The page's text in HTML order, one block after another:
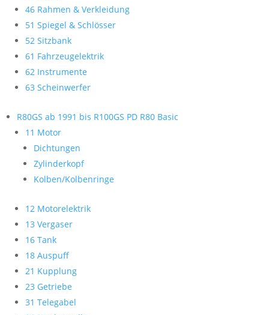
46 Rahmen & Verkleidung
51 Spiegel & Schlösser
52 Sitzbank
61 Fahrzeugelektrik
62 Instrumente
63 Scheinwerfer
R80GS ab 1991 bis R100GS PD R80 Basic
11 Motor
Dichtungen
Zylinderkopf
Kolben/Kolbenringe
12 Motorelektrik
13 Vergaser
16 Tank
18 Auspuff
21 Kupplung
23 Getriebe
31 Telegabel